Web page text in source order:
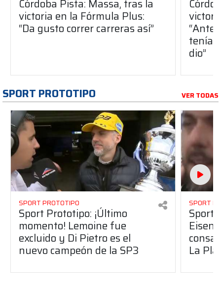
Córdoba Pista: Massa, tras la
victoria en la Fórmula Plus:
“Da gusto correr carreras así”
dio”
SPORT PROTOTIPO VER TODAS
SPORT PROTOTIPO
Sport Prototipo: ¡Último
momento! Lemoine fue
excluido y Di Pietro es el
nuevo campeón de la SP3
SPORT
Sport
La